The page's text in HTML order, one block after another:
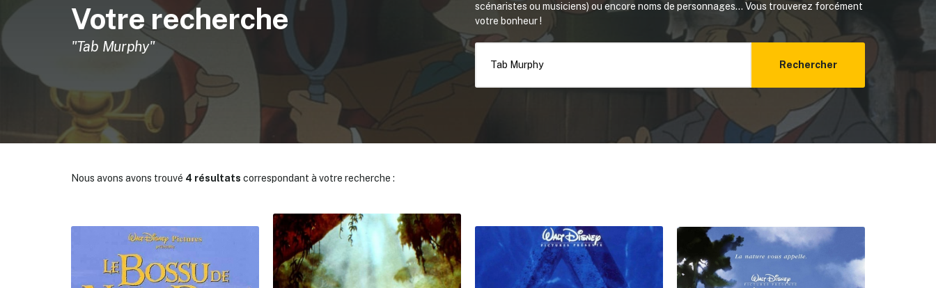
Votre recherche
"Tab Murphy"
scénaristes ou musiciens) ou encore noms de personnages... Vous trouverez forcément
votre bonheur !
Rechercher
Nous avons avons trouvé 4 résultats correspondant à votre recherche :
✕